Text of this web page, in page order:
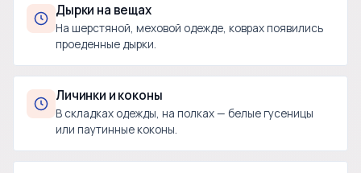
Дырки на вещах
На шерстяной, меховой одежде, коврах появились
проеденные дырки.
Личинки и коконы
В складках одежды, на полках — белые гусеницы
или паутинные коконы.